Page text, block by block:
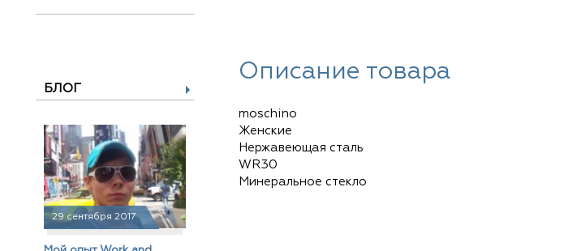
БЛОГ
29 сентября 2017
Описание товара
moschino
Женские
Нержавеющая сталь
WR30
Минеральное стекло